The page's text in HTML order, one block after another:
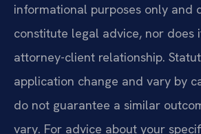
informational purposes only and
constitute legal advice, nor does
attorney-client relationship.
application change and vary by
do not guarantee a similar
vary. For advice about your